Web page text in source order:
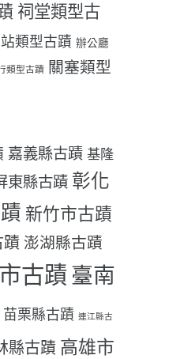
祠堂類型古
類型古蹟 辦公廳
類型古蹟 關塞類型
嘉義縣古蹟 基隆
東縣古蹟 彰化
新竹市古蹟
蹟 澎湖縣古蹟
古蹟臺南
苗栗縣古蹟 連江縣古
縣古蹟 高雄市